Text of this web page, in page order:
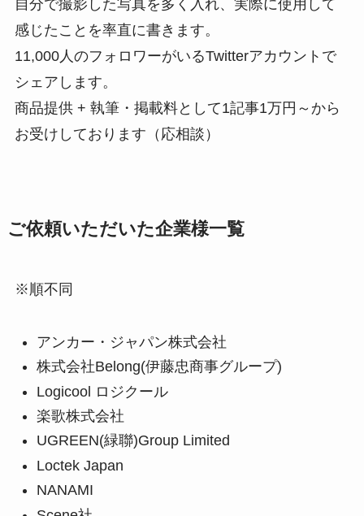
自分で撮影した写真を多く入れ、実際に使用して
感じたことを率直に書きます。
11,000人のフォロワーがいるTwitterアカウントで
シェアします。
商品提供 + 執筆・掲載料として1記事1万円～から
お受けしております（応相談）
ご依頼いただいた企業様一覧
※順不同
アンカー・ジャパン株式会社
株式会社Belong(伊藤忠商事グループ)
Logicool ロジクール
楽歌株式会社
UGREEN(緑聯)Group Limited
Loctek Japan
NANAMI